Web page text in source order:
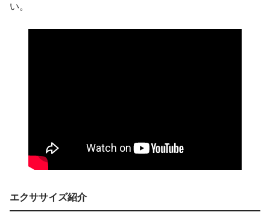
い。
エクササイズ紹介